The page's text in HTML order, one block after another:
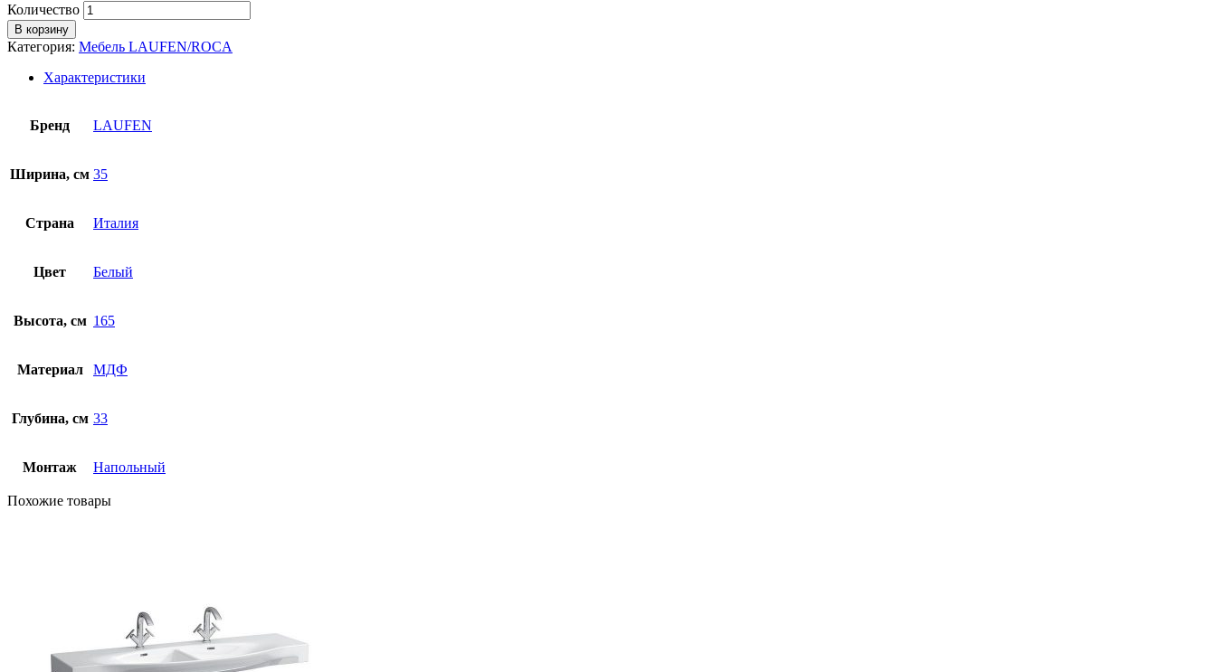
Количество
В корзину
Категория: Мебель LAUFEN/ROCA
Характеристики
Бренд LAUFEN
Ширина, см 35
Страна Италия
Цвет Белый
Высота, см 165
Материал МДФ
Глубина, см 33
Монтаж Напольный
Похожие товары